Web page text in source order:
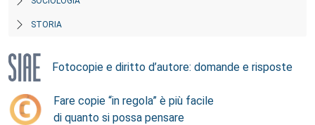
STORIA
Fotocopie e diritto d’autore: domande e risposte
Fare copie “in regola” è più facile
di quanto si possa pensare